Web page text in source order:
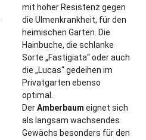
mit hoher Resistenz gegen
die Ulmenkrankheit, für den
heimischen Garten. Die
Hainbuche, die schlanke
Sorte „Fastigiata“ oder auch
die „Lucas“ gedeihen im
Privatgarten ebenso
optimal.
DerAmberbaum eignet sich
als langsam wachsendes
Gewächs besonders für den